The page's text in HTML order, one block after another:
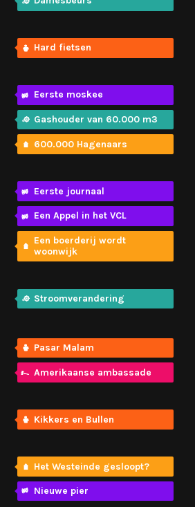
Hard fietsen
Eerste moskee
Gashouder van 60.000 m3
600.000 Hagenaars
Eerste journaal
Een Appel in het VCL
Een boerderij wordt
woonwijk
Stroomverandering
Pasar Malam
Amerikaanse ambassade
Kikkers en Bullen
Het Westeinde gesloopt?
Nieuwe pier